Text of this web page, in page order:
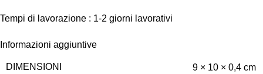
Tempi di lavorazione : 1-2 giorni lavorativi
Informazioni aggiuntive
DIMENSIONI 9 × 10 × 0,4 cm